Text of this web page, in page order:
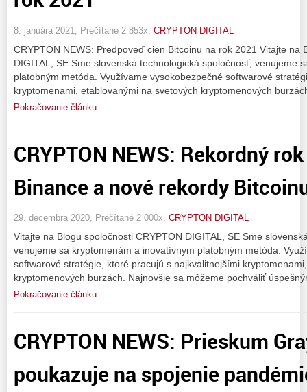
8. januára 2021, Prečítané 2 853x, CRYPTON DIGITAL
CRYPTON NEWS: Predpoveď cien Bitcoinu na rok 2021 Vitajte na
DIGITAL, SE Sme slovenská technologická spoločnosť, venujeme
platobným metóda. Využívame vysokobezpečné softwarové
kryptomenami, etablovanými na svetových kryptomenových
Pokračovanie článku
CRYPTON NEWS: Rekordný
Binance a nové rekordy
29. decembra 2020, Prečítané 2 000x, CRYPTON DIGITAL
Vitajte na Blogu spoločnosti CRYPTON DIGITAL, SE Sme
venujeme sa kryptomenám a inovatívnym platobným metóda.
softwarové stratégie, ktoré pracujú s najkvalitnejšími
kryptomenových burzách. Najnovšie sa môžeme pochváliť
Pokračovanie článku
CRYPTON NEWS: Prieskum
poukazuje na spojenie